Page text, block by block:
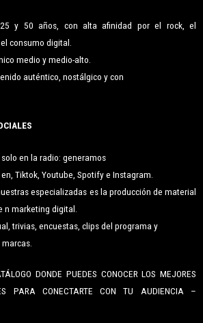
y 50 años, con alta afinidad por el rock, el
consumo digital.
medio y medio-alto.
auténtico, nostálgico y con
en la radio: generamos
Tiktok, Youtube, Spotify e Instagram.
especializadas es la producción de material
n marketing digital.
trivias, encuestas, clips del programa y
DONDE PUEDES CONOCER LOS MEJORES
PARA CONECTARTE CON TU AUDIENCIA –